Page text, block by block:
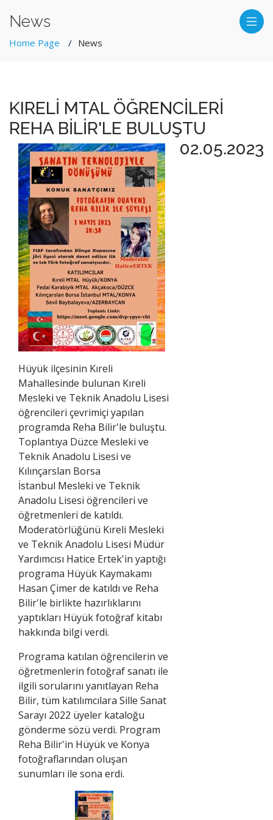
News
Home Page News
KIRELİ MTAL ÖĞRENCİLERİ
REHA BİLİR'LE BULUŞTU
02.05.2023
Hüyük ilçesinin Kıreli
Mahallesinde bulunan Kıreli
Mesleki ve Teknik Anadolu Lisesi
öğrencileri çevrimiçi yapılan
programda Reha Bilir'le buluştu.
Toplantıya Düzce Mesleki ve
Teknik Anadolu Lisesi ve
Kılınçarslan Borsa
İstanbul Mesleki ve Teknik
Anadolu Lisesi öğrencileri ve
öğretmenleri de katıldı.
Moderatörlüğünü Kıreli Mesleki
ve Teknik Anadolu Lisesi Müdür
Yardımcısı Hatice Ertek'in yaptığı
programa Hüyük Kaymakamı
Hasan Çimer de katıldı ve Reha
Bilir'le birlikte hazırlıklarını
yaptıkları Hüyük fotoğraf kitabı
hakkında bilgi verdi.
Programa katılan öğrencilerin ve
öğretmenlerin fotoğraf sanatı ile
ilgili sorularını yanıtlayan Reha
Bilir, tüm katılımcılara Sille Sanat
Sarayı 2022 üyeler kataloğu
gönderme sözü verdi. Program
Reha Bilir'in Hüyük ve Konya
fotoğraflarından oluşan
sunumları ile sona erdi.